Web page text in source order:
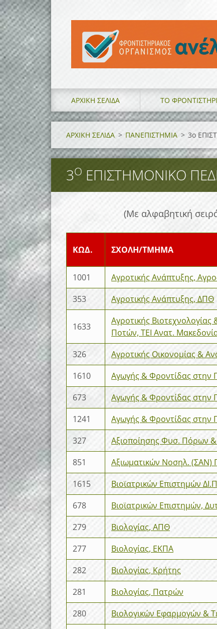
ΑΡΧΙΚΗ ΣΕΛΙΔΑ ΤΟ
ΑΡΧΙΚΗ ΣΕΛΙΔΑ > ΠΑΝΕΠΙΣΤΗΜΙΑ > 3ο
3Ο ΕΠΙΣΤΗΜΟΝΙΚΟ
(Με αλφαβητική
ΚΩΔ. ΣΧΟΛΗ/ΤΜΗΜΑ
1001
Αγροτικής Ανάπτυξης,
353
Αγροτικής Ανάπτυξης, ΔΠΘ
1633
Αγροτικής
Ποτών, ΤΕΙ Ανατ.
326 Αγροτικής Οικονομίας &
1610
Αγωγής & Φροντίδας στην
673
Αγωγής & Φροντίδας στην
1241
Αγωγής & Φροντίδας στην
327
Αξιοποίησης Φυσ. Πόρων
851
Αξιωματικών Νοσηλ. (ΣΑΝ)
1615
Βιοϊατρικών Επιστημών
678
Βιοϊατρικών Επιστημών,
279
Βιολογίας, ΑΠΘ
277
Βιολογίας, ΕΚΠΑ
282
Βιολογίας, Κρήτης
281
Βιολογίας, Πατρών
280
Βιολογικών Εφαρμογών &